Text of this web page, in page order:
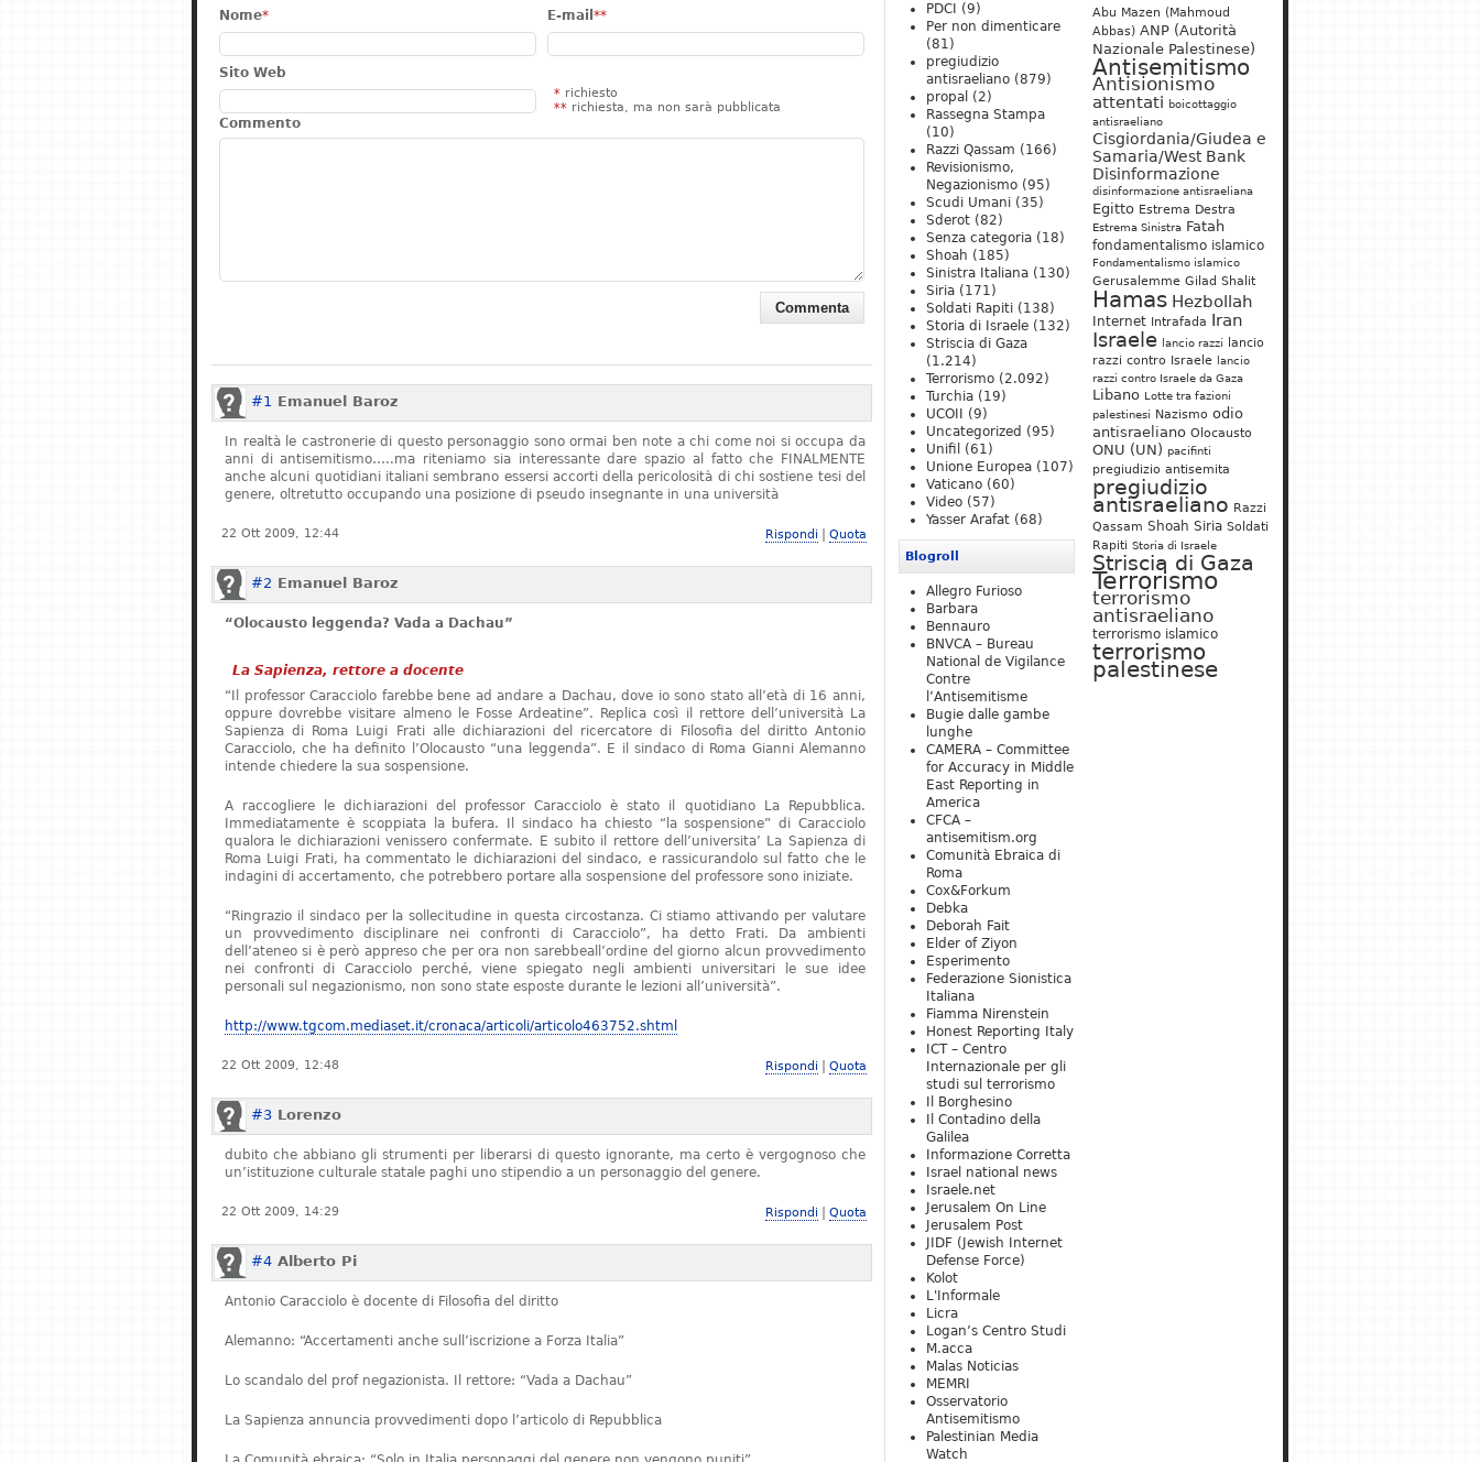
Nome* E-mail **
Sito Web
* richiesto
** richiesta, ma non sarà pubblicata
Commento
#1 Emanuel Baroz
In realtà le castronerie di questo personaggio sono ormai ben note a chi come noi si occupa da
anni di antisemitismo…..ma riteniamo sia interessante dare spazio al fatto che FINALMENTE
anche alcuni quotidiani italiani sembrano essersi accorti della pericolosità di chi sostiene tesi del
genere, oltretutto occupando una posizione di pseudo insegnante in una università
22 Ott 2009, 12:44 Rispondi Quota
#2 Emanuel Baroz
“Olocausto leggenda? Vada a Dachau”
La Sapienza, rettore a docente
“Il professor Caracciolo farebbe bene ad andare a Dachau, dove io sono stato all’età di 16 anni,
oppure dovrebbe visitare almeno le Fosse Ardeatine”. Replica così il rettore dell’università La
Sapienza di Roma Luigi Frati alle dichiarazioni del ricercatore di Filosofia del diritto Antonio
Caracciolo, che ha definito l’Olocausto “una leggenda”. E il sindaco di Roma Gianni Alemanno
intende chiedere la sua sospensione.
A raccogliere le dichiarazioni del professor Caracciolo è stato il quotidiano La Repubblica.
Immediatamente è scoppiata la bufera. Il sindaco ha chiesto “la sospensione” di Caracciolo
qualora le dichiarazioni venissero confermate. E subito il rettore dell’universita’ La Sapienza di
Roma Luigi Frati, ha commentato le dichiarazioni del sindaco, e rassicurandolo sul fatto che le
indagini di accertamento, che potrebbero portare alla sospensione del professore sono iniziate.
“Ringrazio il sindaco per la sollecitudine in questa circostanza. Ci stiamo attivando per valutare
un provvedimento disciplinare nei confronti di Caracciolo”, ha detto Frati. Da ambienti
dell’ateneo si è però appreso che per ora non sarebbeall’ordine del giorno alcun provvedimento
nei confronti di Caracciolo perché, viene spiegato negli ambienti universitari le sue idee
personali sul negazionismo, non sono state esposte durante le lezioni all’università”.
http://www.tgcom.mediaset.it/cronaca/articoli/articolo463752.shtml
22 Ott 2009, 12:48 Rispondi Quota
#3 Lorenzo
dubito che abbiano gli strumenti per liberarsi di questo ignorante, ma certo è vergognoso che
un’istituzione culturale statale paghi uno stipendio a un personaggio del genere.
22 Ott 2009, 14:29 Rispondi Quota
#4 Alberto Pi
Antonio Caracciolo è docente di Filosofia del diritto
Alemanno: “Accertamenti anche sull’iscrizione a Forza Italia”
Lo scandalo del prof negazionista. Il rettore: “Vada a Dachau”
La Sapienza annuncia provvedimenti dopo l’articolo di Repubblica
Abu Mazen (Mahmoud
Abbas) ANP (Autorità
Nazionale Palestinese)
Antisemitismo
Antisionismo
attentati boicottaggio
antisraeliano
Cisgiordania/Giudea e
Samaria/West Bank
Disinformazione
disinformazione antisraeliana
Egitto Estrema Destra
Estrema Sinistra Fatah
fondamentalismo islamico
Fondamentalismo islamico
Gerusalemme Gilad Shalit
Hamas Hezbollah
Internet Intrafada Iran
Israele lancio razzi
lancio
razzi contro Israele lancio
razzi contro Israele da Gaza
Libano Lotte tra fazioni
palestinesi Nazismo odio
antisraeliano Olocausto
ONU (UN) pacifinti
pregiudizio antisemita
pregiudizio
antisraeliano Razzi
Qassam Shoah Siria Soldati
Rapiti Storia di Israele
Striscia di Gaza
Terrorismo
terrorismo
antisraeliano
terrorismo islamico
terrorismo
palestinese
PDCI
(9)
Per non dimenticare
(81)
pregiudizio
antisraeliano (879)
propal (2)
Rassegna Stampa
(10)
Razzi Qassam (166)
Revisionismo,
Negazionismo (95)
Scudi Umani (35)
Sderot (82)
Senza categoria (18)
Shoah (185)
Sinistra Italiana (130)
Siria (171)
Soldati Rapiti (138)
Storia di Israele (132)
Striscia di Gaza
(1.214)
Terrorismo (2.092)
Turchia (19)
UCOII
(9)
Uncategorized (95)
Unifil
(61)
Unione Europea (107)
Vaticano (60)
Video (57)
Yasser Arafat (68)
Blogroll
Allegro Furioso
Barbara
Bennauro
BNVCA – Bureau
National de Vigilance
Contre
l’Antisemitisme
Bugie dalle gambe
lunghe
CAMERA – Committee
for Accuracy in Middle
East Reporting in
America
CFCA –
antisemitism.org
Comunità Ebraica di
Roma
Cox&Forkum
Debka
Deborah Fait
Elder of Ziyon
Esperimento
Federazione Sionistica
Italiana
Fiamma Nirenstein
Honest Reporting Italy
ICT – Centro
Internazionale per gli
studi sul terrorismo
Il Borghesino
Il Contadino della
Galilea
Informazione Corretta
Israel national news
Israele.net
Jerusalem On Line
Jerusalem Post
JIDF (Jewish Internet
Defense Force)
Kolot
L'Informale
Licra
Logan’s Centro Studi
M.acca
Malas Noticias
MEMRI
Osservatorio
Antisemitismo
Palestinian Media
Watch